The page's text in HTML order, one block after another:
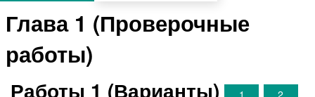
Глава 1 (Проверочные
работы)
Работы 1 (Варианты)